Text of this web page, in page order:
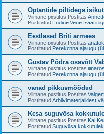
Optantide piltidega
Viimane postitus Postitas
Postitatud Endine Vene
Eestlased Briti armees
Viimane postitus Postitas
Postitatud Perekonna ajalugu
Gustav Põdra osavõtt
Viimane postitus Postitas
Postitatud Perekonna ajalugu
vanad pikkusmõõdud
Viimane postitus Postitas
Postitatud Arhiivimaterjalidest
Kesa suguvõsa
Viimane postitus Postitas
Postitatud Suguvõsa